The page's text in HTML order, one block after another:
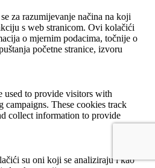
za razumijevanje načina na koji
s web stranicom. Ovi kolačići
o mjernim podacima, točnije o
početne stranice, izvoru
used to provide visitors with
campaigns. These cookies track
collect information to provide
su oni koji se analiziraju i kao